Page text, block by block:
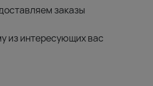
заказы
из интересующих вас